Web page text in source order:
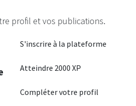
profil et vos publications.
S'inscrire à la plateforme
Atteindre 2000 XP
Compléter votre profil